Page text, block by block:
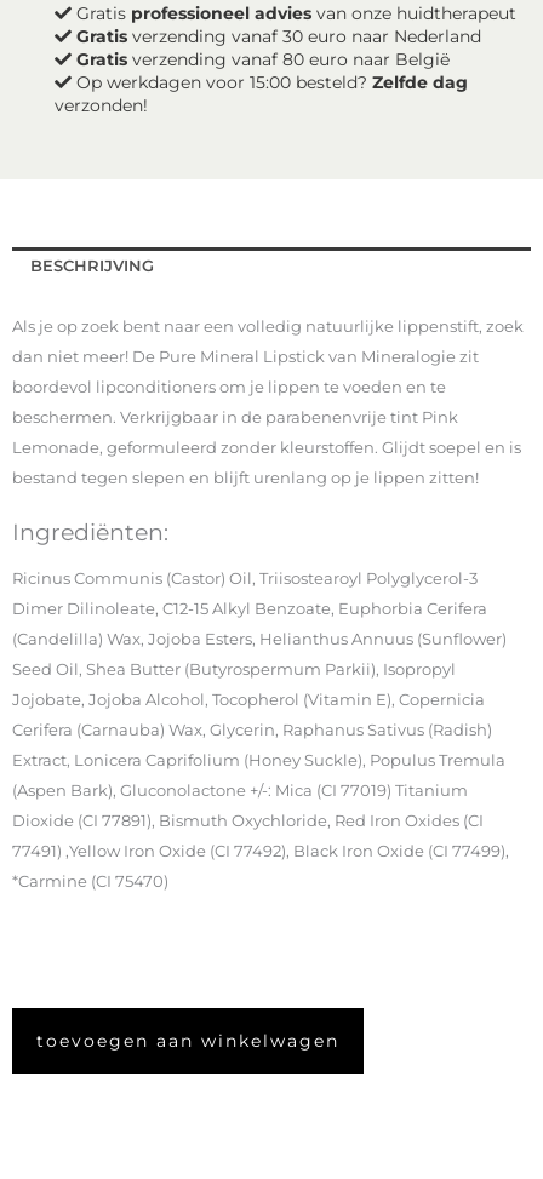
Gratis professioneel advies van onze huidtherapeut
Gratis verzending vanaf 30 euro naar Nederland
Gratis verzending vanaf 80 euro naar België
Op werkdagen voor 15:00 besteld? Zelfde dag
verzonden!
BESCHRIJVING
Als je op zoek bent naar een volledig natuurlijke lippenstift, zoek
dan niet meer! De Pure Mineral Lipstick van Mineralogie zit
boordevol lipconditioners om je lippen te voeden en te
beschermen. Verkrijgbaar in de parabenenvrije tint Pink
Lemonade, geformuleerd zonder kleurstoffen. Glijdt soepel en is
bestand tegen slepen en blijft urenlang op je lippen zitten!
Ingrediënten:
Ricinus Communis (Castor) Oil, Triisostearoyl Polyglycerol-3
Dimer Dilinoleate, C12-15 Alkyl Benzoate, Euphorbia Cerifera
(Candelilla) Wax, Jojoba Esters, Helianthus Annuus (Sunflower)
Seed Oil, Shea Butter (Butyrospermum Parkii), Isopropyl
Jojobate, Jojoba Alcohol, Tocopherol (Vitamin E), Copernicia
Cerifera (Carnauba) Wax, Glycerin, Raphanus Sativus (Radish)
Extract, Lonicera Caprifolium (Honey Suckle), Populus Tremula
(Aspen Bark), Gluconolactone +/-: Mica (CI 77019) Titanium
Dioxide (CI 77891), Bismuth Oxychloride, Red Iron Oxides (CI
77491) ,Yellow Iron Oxide (CI 77492), Black Iron Oxide (CI 77499),
*Carmine (CI 75470)
toevoegen aan winkelwagen